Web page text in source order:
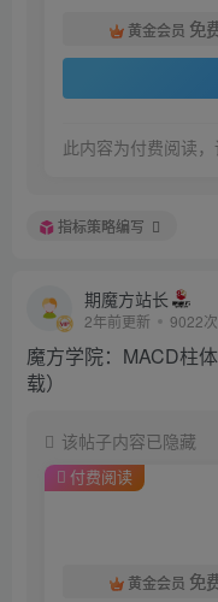
黄金会员 免
此内容为付费阅读
指标策略编写
期魔方站长
2年前更新 9022
魔方学院：MACD柱
载）
该帖子内容已隐藏
付费阅读
黄金会员 免